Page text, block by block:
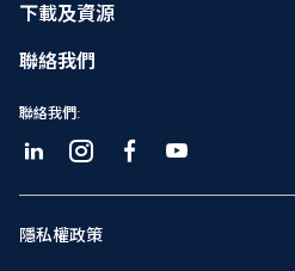
下載及資源
聯絡我們
聯絡我們:
隱私權政策